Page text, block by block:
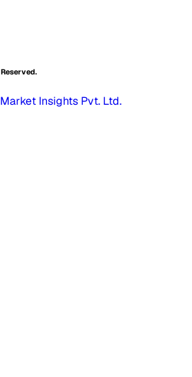
Insights Pvt. Ltd.